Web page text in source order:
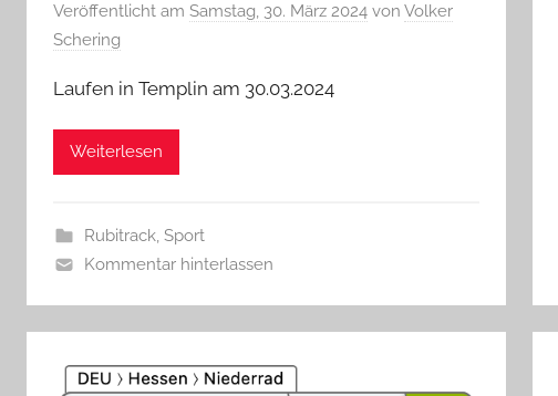
Veröffentlicht am Samstag, 30. März 2024 von Volker
Schering
Laufen in Templin am 30.03.2024
Weiterlesen
Rubitrack, Sport
Kommentar hinterlassen